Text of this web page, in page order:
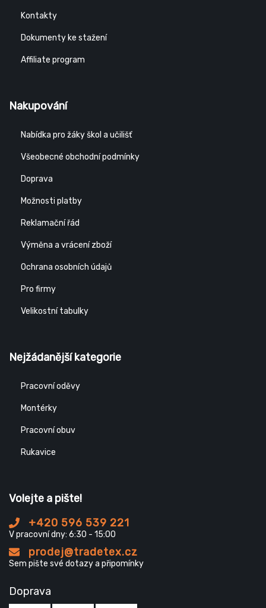
Kontakty
Dokumenty ke stažení
Affiliate program
Nakupování
Nabídka pro žáky škol a učilišť
Všeobecné obchodní podmínky
Doprava
Možnosti platby
Reklamační řád
Výměna a vrácení zboží
Ochrana osobních údajů
Pro firmy
Velikostní tabulky
Nejžádanější kategorie
Pracovní oděvy
Montérky
Pracovní obuv
Rukavice
Volejte a pište!
+420 596 539 221
V pracovní dny: 6:30 - 15:00
prodej@tradetex.cz
Sem pište své dotazy a připomínky
Doprava